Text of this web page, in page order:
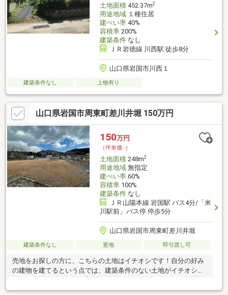
土地面積452.37m2
用途地域１種住居
建ぺい率40%
容積率200%
建築条件なし
ＪＲ岩徳線 川西駅 徒歩8分
山口県岩国市川西１
建築条件なし 上物有り
山口県岩国市周東町差川井堀 150万円
150万円
（坪単価:-）
土地面積248m2
用途地域無指定
建ぺい率60%
容積率100%
建築条件なし
ＪＲ山陽本線 岩国駅 バス4分/「米
川駅前」バス停 停歩5分
山口県岩国市周東町差川井堀
建築条件なし 更地 即引渡し可
売地をお探しの方に、こちらの土地はイチオシです！自分の好み
の建物を建てるという点では、建築条件のない土地がイチオシで
りも工事費をダウンさせやすいですよ！外部までのアクセスが容